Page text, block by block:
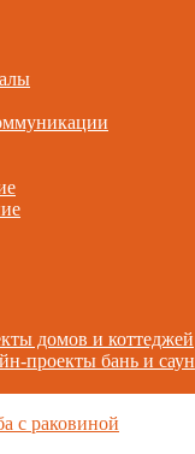
домов и коттеджей
проекты бань и саун
с раковиной